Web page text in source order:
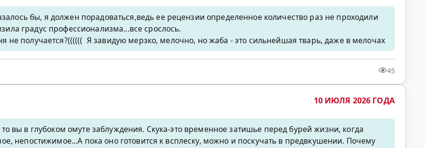
бы, я должен порадоваться,ведь ее рецензии определенное количество раз не проходили
градус профессионализма...все срослось.
не получается?(((((( Я завидую мерзко, мелочно, но жаба - это сильнейшая тварь, даже в мелочах
45
10 ИЮЛЯ 2026 ГОДА
вы в глубоком омуте заблуждения. Скука-это временное затишье перед бурей жизни, когда
непостижимое...А пока оно готовится к всплеску, можно и поскучать в предвкушении. Почему